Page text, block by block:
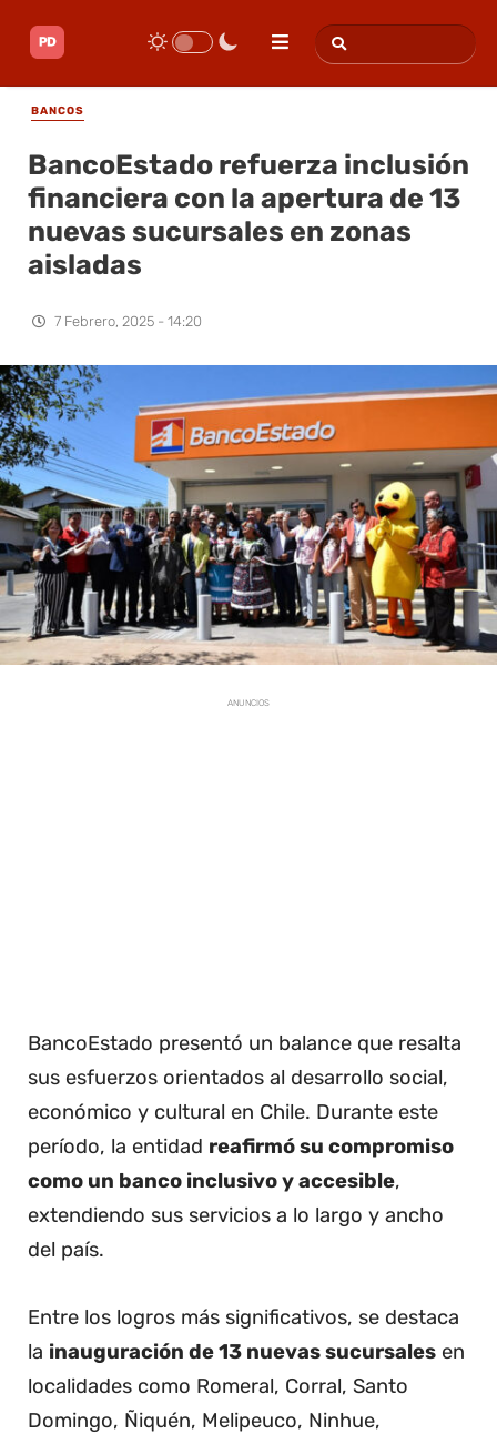
BANCOS
BancoEstado refuerza inclusión
financiera con la apertura de 13
nuevas sucursales en zonas
aisladas
7 Febrero, 2025 - 14:20
ANUNCIOS
BancoEstado presentó un balance que resalta
sus esfuerzos orientados al desarrollo social,
económico y cultural en Chile. Durante este
período, la entidad reafirmó su compromiso
como un banco inclusivo y accesible,
extendiendo sus servicios a lo largo y ancho
del país.
Entre los logros más significativos, se destaca
la inauguración de 13 nuevas sucursales en
localidades como Romeral, Corral, Santo
Domingo, Ñiquén, Melipeuco, Ninhue,